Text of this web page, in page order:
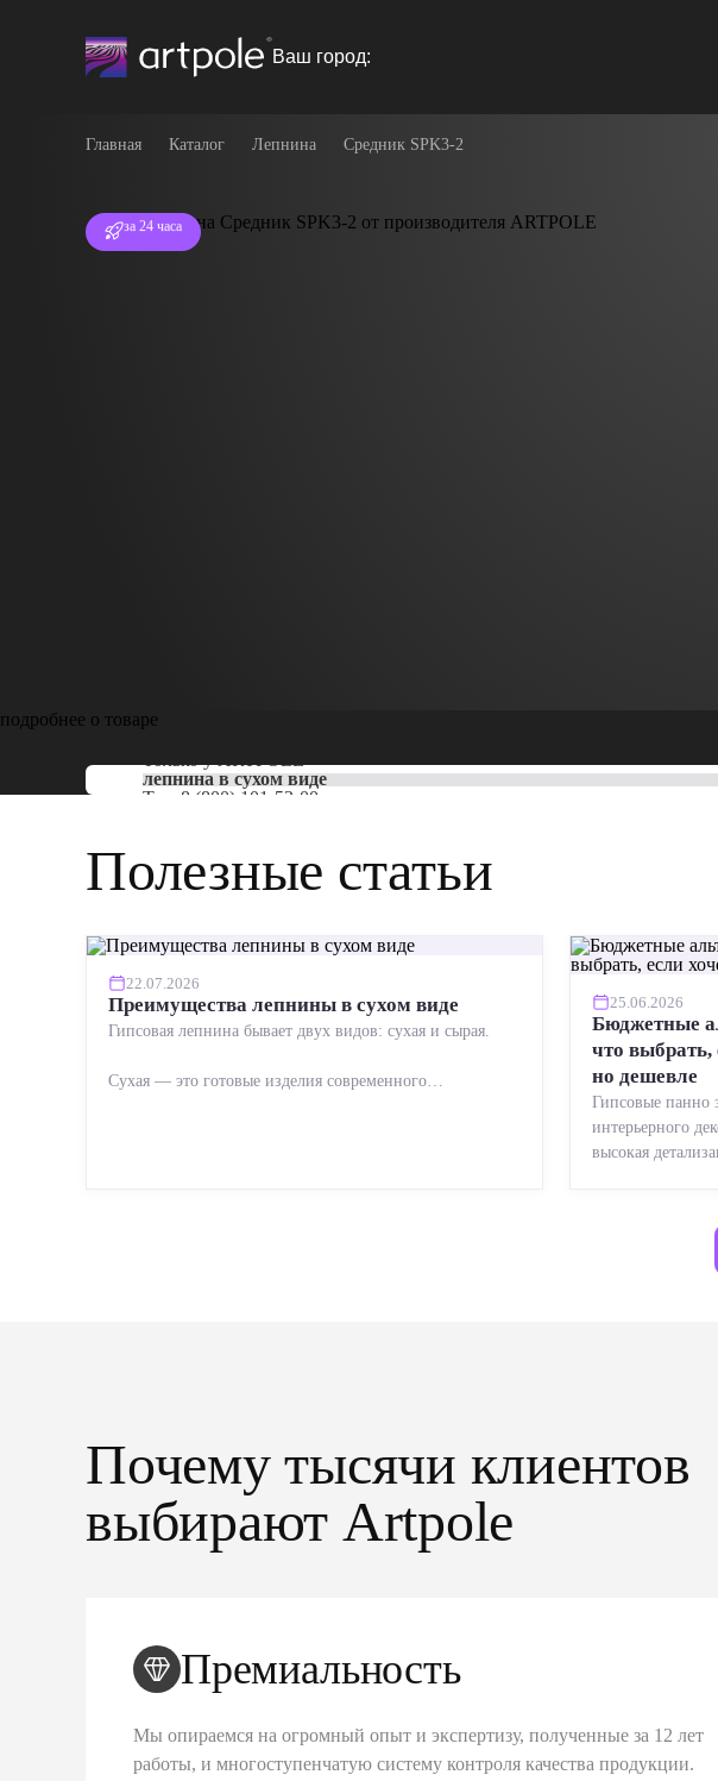
Ваш город:
Главная Каталог Лепнина Средник SPK3-2
за 24 часа
подробнее о товаре
Только уARTPOLE
лепнина в сухом виде
Тел: 8 (800) 101-53-00
Полезные статьи
22.07.2026
Преимущества лепнины в сухом виде
Гипсовая лепнина бывает двух видов: сухая и сырая.
Сухая — это готовые изделия современного
25.06.2026
Бюджетные
что выбрать,
но дешевле
Гипсовые панно
интерьерного
высокая
Почему тысячи клиентов
выбирают Artpole
Премиальность
Мы опираемся на огромный опыт и экспертизу, полученные за 12 лет
работы, и многоступенчатую систему контроля качества продукции.